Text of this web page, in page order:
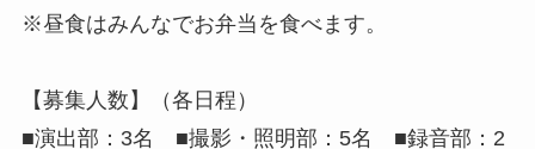
※昼食はみんなでお弁当を食べます。
【募集人数】（各日程）
■演出部：3名 ■撮影・照明部：5名 ■録音部：2